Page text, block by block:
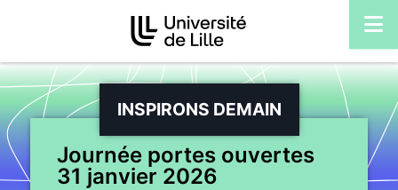
INSPIRONS DEMAIN
Journée portes ouvertes
31 janvier 2026